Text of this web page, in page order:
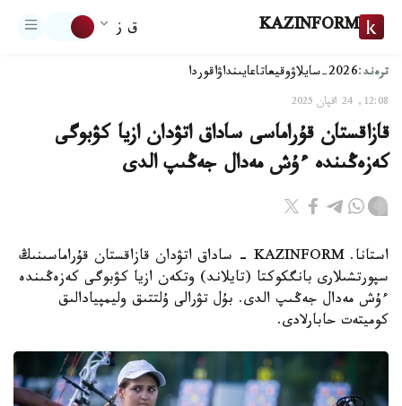
KAZINFORM ق ز
ترەند:2026-سايلاۋ وقيعاتاعايىنداۋاقوردا
12:08, 24 اقپان 2025
قازاقستان قۇراماسى ساداق اتۋدان ازيا كۋبوگى
كەزەڭىندە ءۇش مەدال جەڭىپ الدى
استانا. KAZINFORM - ساداق اتۋدان قازاقستان قۇراماسىنىڭ
سپورتشىلارى بانگكوكتا (تايلاند) وتكەن ازيا كۋبوگى كەزەڭىندە
ءۇش مەدال جەڭىپ الدى. بۇل تۋرالى ۇلتتىق وليمپيادالىق
كوميتەت حابارلادى.